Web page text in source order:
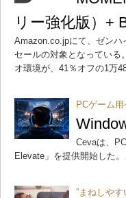
リー強化版）+
Amazon.co.jpにて、ゼン
セールの対象となっている
オ環境が、41％オフの1万
PCゲーム
Cevaは、
Elevate」を提供開始した
”まねしやす